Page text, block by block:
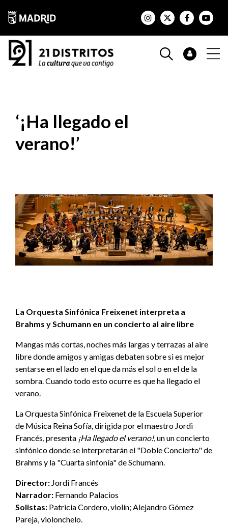
‘¡Ha llegado el
verano!’
La Orquesta Sinfónica Freixenet interpreta a
Brahms y Schumann en un concierto al aire libre
Mangas más cortas, noches más largas y terrazas al aire
libre donde amigos y amigas debaten sobre si es mejor
sentarse en el lado en el que da más el sol o en el de la
sombra. Cuando todo esto ocurre es que ha llegado el
verano.
La Orquesta Sinfónica Freixenet de la Escuela Superior
de Música Reina Sofía, dirigida por el maestro Jordi
Francés, presenta ¡Ha llegado el verano!, un un concierto
sinfónico donde se interpretarán el "Doble Concierto" de
Brahms y la "Cuarta sinfonía" de Schumann.
Director: Jordi Francés
Narrador: Fernando Palacios
Solistas: Patricia Cordero, violín; Alejandro Gómez
Pareja, violonchelo.